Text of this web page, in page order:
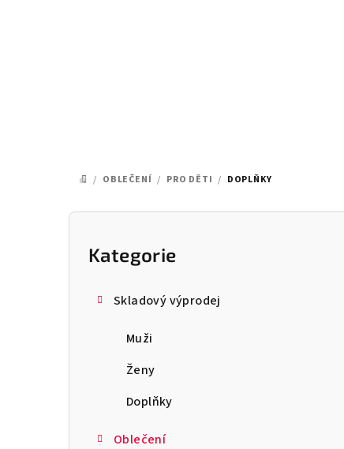
DOMŮ
/ OBLEČENÍ / PRO DĚTI / DOPLŇKY
P
Přeskočit
kategorie
Kategorie
Skladový výprodej
Muži
Ženy
Doplňky
Oblečení